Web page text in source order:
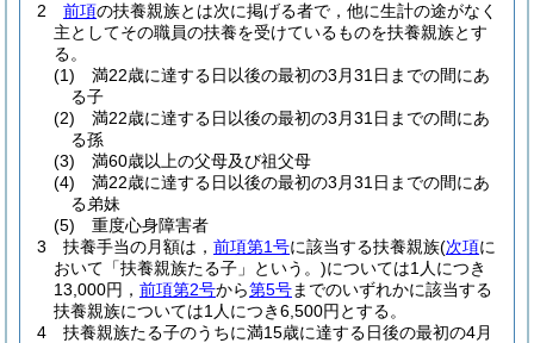
2
前項の扶養親族とは次に掲げる者で，他に生計の途がなく
主としてその職員の扶養を受けているものを扶養親族とす
る。
(1)
満22歳に達する日以後の最初の3月31日までの間にあ
る子
(2)
満22歳に達する日以後の最初の3月31日までの間にあ
る孫
(3)
満60歳以上の父母及び祖父母
(4)
満22歳に達する日以後の最初の3月31日までの間にあ
る弟妹
(5)
重度心身障害者
3
扶養手当の月額は， 前項第1号に該当する扶養親族(次項に
おいて「扶養親族たる子」という。)については1人につき
13,000円， 前項第2号から第5号までのいずれかに該当する
扶養親族については1人につき6,500円とする。
4
扶養親族たる子のうちに満15歳に達する日後の最初の4月